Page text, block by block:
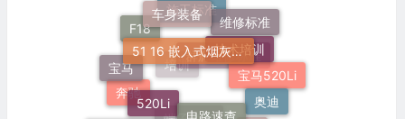
奔驰
培训
群辉维修标准宝马520Li
奥迪
电路速查
520Li
宝马
F18
施工标准维修标准
技术培训
51 16 嵌入式烟灰缸托架
车身装备